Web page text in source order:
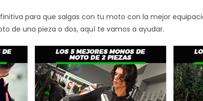
para que salgas con tu moto con la mejor
de una pieza o dos, aquí te vamos a ayudar.